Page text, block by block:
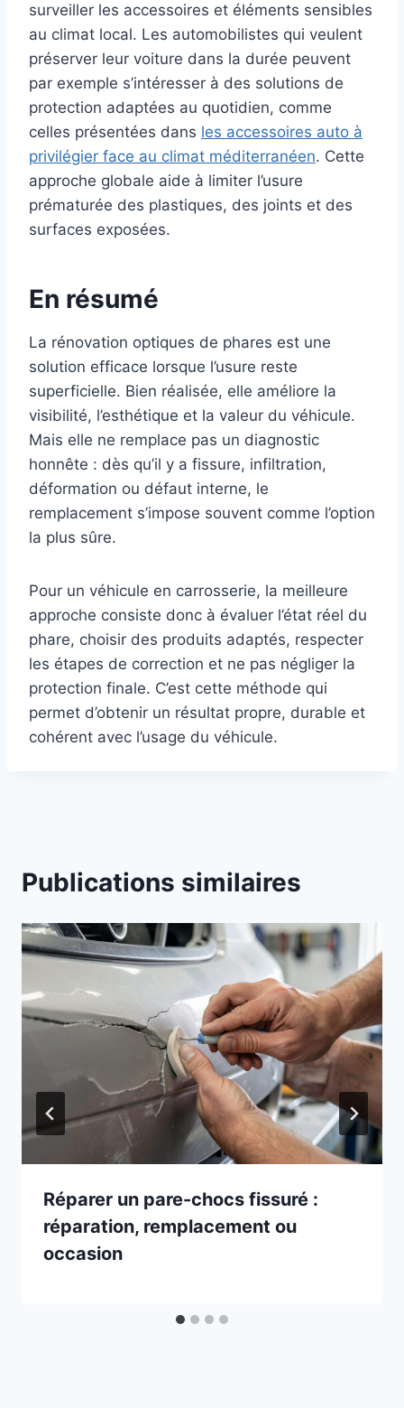
surveiller les accessoires et éléments sensibles
au climat local. Les automobilistes qui veulent
préserver leur voiture dans la durée peuvent
par exemple s’intéresser à des solutions de
protection adaptées au quotidien, comme
celles présentées dans les accessoires auto à
privilégier face au climat méditerranéen. Cette
approche globale aide à limiter l’usure
prématurée des plastiques, des joints et des
surfaces exposées.
En résumé
La rénovation optiques de phares est une
solution efficace lorsque l’usure reste
superficielle. Bien réalisée, elle améliore la
visibilité, l’esthétique et la valeur du véhicule.
Mais elle ne remplace pas un diagnostic
honnête : dès qu’il y a fissure, infiltration,
déformation ou défaut interne, le
remplacement s’impose souvent comme l’option
la plus sûre.
Pour un véhicule en carrosserie, la meilleure
approche consiste donc à évaluer l’état réel du
phare, choisir des produits adaptés, respecter
les étapes de correction et ne pas négliger la
protection finale. C’est cette méthode qui
permet d’obtenir un résultat propre, durable et
cohérent avec l’usage du véhicule.
Publications similaires
Réparer un pare-chocs fissuré :
réparation, remplacement ou
occasion